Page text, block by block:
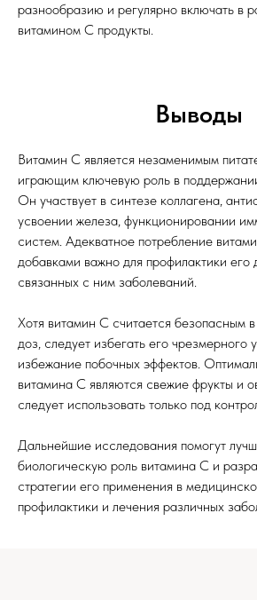
разнообразию и регулярно включать в
витамином С продукты.
Выводы
Витамин С является незаменимым
играющим ключевую роль в
Он участвует в синтезе коллагена,
усвоении железа, функционировании
систем. Адекватное потребление
добавками важно для профилактики его
связанных с ним заболеваний.
Хотя витамин С считается безопасным
доз, следует избегать его чрезмерного
избежание побочных эффектов.
витамина С являются свежие фрукты и
следует использовать только под
Дальнейшие исследования помогут
биологическую роль витамина С и
стратегии его применения в
профилактики и лечения различных